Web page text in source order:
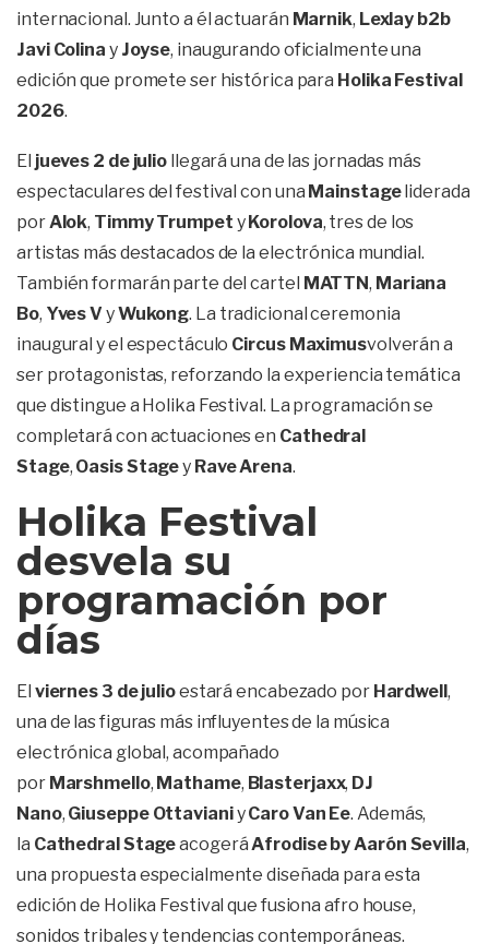
internacional. Junto a él actuarán Marnik, Lexlay b2b
Javi Colina y Joyse, inaugurando oficialmente una
edición que promete ser histórica para Holika Festival
2026.
El jueves 2 de julio llegará una de las jornadas más
espectaculares del festival con una Mainstageliderada
porAlok, Timmy Trumpet yKorolova, tres de los
artistas más destacados de la electrónica mundial.
También formarán parte del cartel MATTN, Mariana
Bo, Yves VyWukong. La tradicional ceremonia
inaugural y el espectáculo Circus Maximusvolverán a
ser protagonistas, reforzando la experiencia temática
que distingue a Holika Festival. La programación se
completará con actuaciones en Cathedral
Stage, Oasis Stagey Rave Arena.
Holika Festival
desvela su
programación por
días
El viernes 3 de julioestará encabezado por Hardwell,
una de las figuras más influyentes de la música
electrónica global, acompañado
por Marshmello, Mathame, Blasterjaxx, DJ
Nano, Giuseppe OttavianiyCaro Van Ee. Además,
la Cathedral StageacogeráAfrodise by Aarón Sevilla,
una propuesta especialmente diseñada para esta
edición de Holika Festival que fusiona afro house,
sonidos tribales y tendencias contemporáneas.